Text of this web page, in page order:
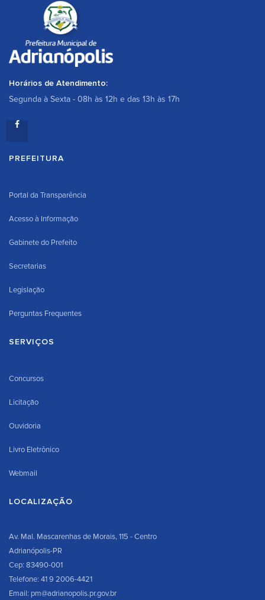
Horários de Atendimento:
Segunda à Sexta - 08h às 12h e das 13h às 17h
PREFEITURA
Portal da Transparência
Acesso à Informação
Gabinete do Prefeito
Secretarias
Legislação
Perguntas Frequentes
SERVIÇOS
Concursos
Licitação
Ouvidoria
Livro Eletrônico
Webmail
LOCALIZAÇÃO
Av. Mal. Mascarenhas de Morais, 115 - Centro
Adrianópolis-PR
Cep: 83490-001
Telefone: 41 9 2006-4421
Email: pm@adrianopolis.pr.gov.br